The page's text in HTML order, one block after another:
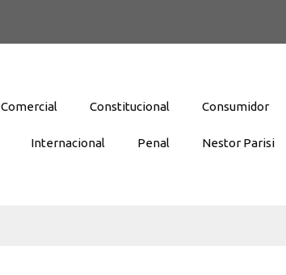
Comercial Constitucional Consumidor
Internacional Penal Nestor Parisi